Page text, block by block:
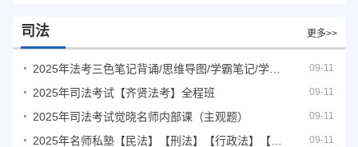
司法 更多>>
09-11
2025年司法考试【齐贤法考】全程班 09-11
2025年司法考试觉晓名师内部课（主观题） 09-11
09-11